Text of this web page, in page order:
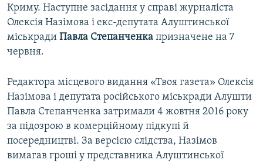
Криму. Наступне засідання у справі журналіста
Олексія Назімова і екс-депутата Алуштинської
міськради Павла Степанченка призначене на 7
червня.
Редактора місцевого видання «Твоя газета» Олексія
Назімова і депутата російського міськради Алушти
Павла Степанченка затримали 4 жовтня 2016 року
за підозрою в комерційному підкупі й
посередництві. За версією слідства, Назімов
вимагав гроші у представника Алуштинської